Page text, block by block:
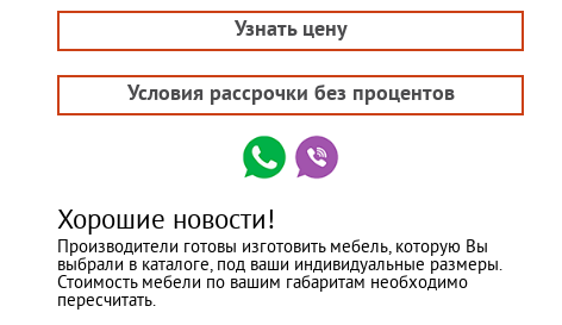
Узнать цену
Условия рассрочки без процентов
Хорошие новости!
Производители готовы изготовить мебель, которую Вы
выбрали в каталоге, под ваши индивидуальные размеры.
Стоимость мебели по вашим габаритам необходимо
пересчитать.